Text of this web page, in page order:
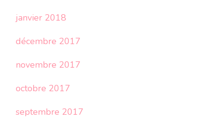
janvier 2018
décembre 2017
novembre 2017
octobre 2017
septembre 2017